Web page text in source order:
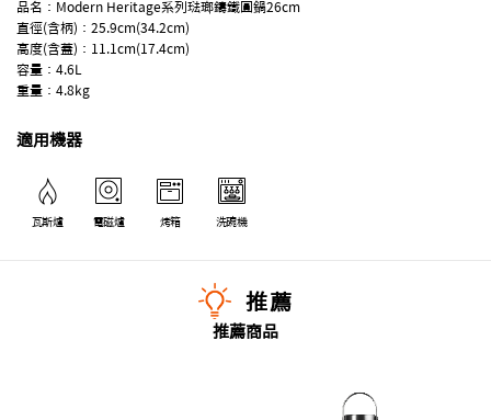
品名：Modern Heritage系列琺瑯鑄鐵圓鍋26cm
直徑(含柄)：25.9cm(34.2cm)
高度(含蓋)：11.1cm(17.4cm)
容量：4.6L
重量：4.8kg
適用機器
瓦斯爐 電磁爐 烤箱 洗碗機
推薦
推薦商品